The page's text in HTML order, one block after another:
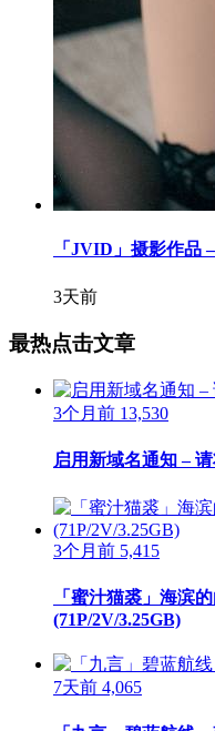
「JVID」摄影作品
3天前
最热点击文章
3个月前 13,530
启用新域名通知 –
3个月前 5,415
「蜜汁猫裘」海滨
(71P/2V/3.25GB)
7天前 4,065